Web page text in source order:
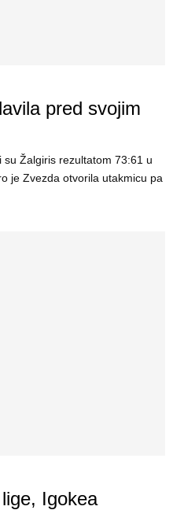
pred svojim
su Žalgiris rezultatom 73:61 u
je Zvezda otvorila utakmicu pa
Igokea